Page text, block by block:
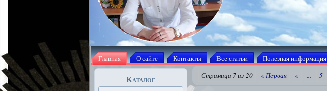
Главная О сайте Контакты Все статьи Полезная информация
Каталог Страница 7 из 20 « Первая « ... 5